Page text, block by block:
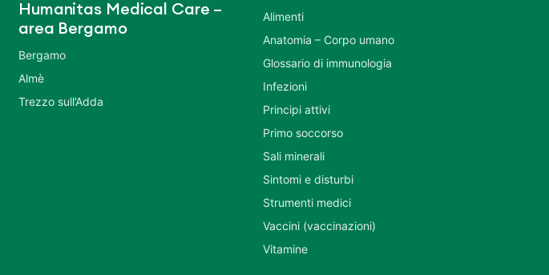
Humanitas Medical Care –
area Bergamo
Bergamo
Almè
Trezzo sull’Adda
Alimenti
Anatomia – Corpo umano
Glossario di immunologia
Infezioni
Principi attivi
Primo soccorso
Sali minerali
Sintomi e disturbi
Strumenti medici
Vaccini (vaccinazioni)
Vitamine